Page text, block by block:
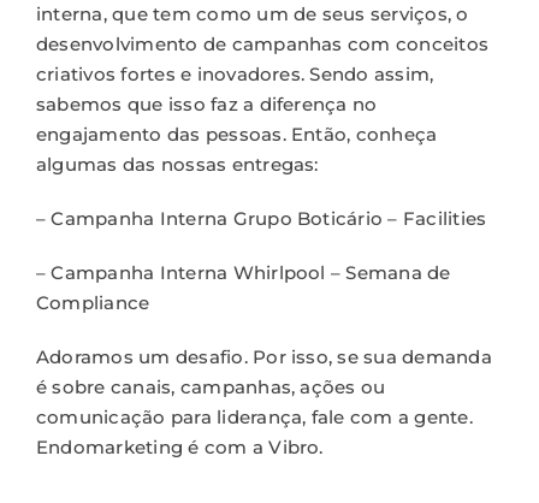
interna, que tem como um de seus serviços, o
desenvolvimento de campanhas com conceitos
criativos fortes e inovadores. Sendo assim,
sabemos que isso faz a diferença no
engajamento das pessoas. Então, conheça
algumas das nossas entregas:
–Campanha Interna Grupo Boticário – Facilities
–Campanha Interna Whirlpool – Semana de
Compliance
Adoramos um desafio. Por isso, se sua demanda
é sobre canais, campanhas, ações ou
comunicação para liderança, fale com a gente.
Endomarketing é com a Vibro.